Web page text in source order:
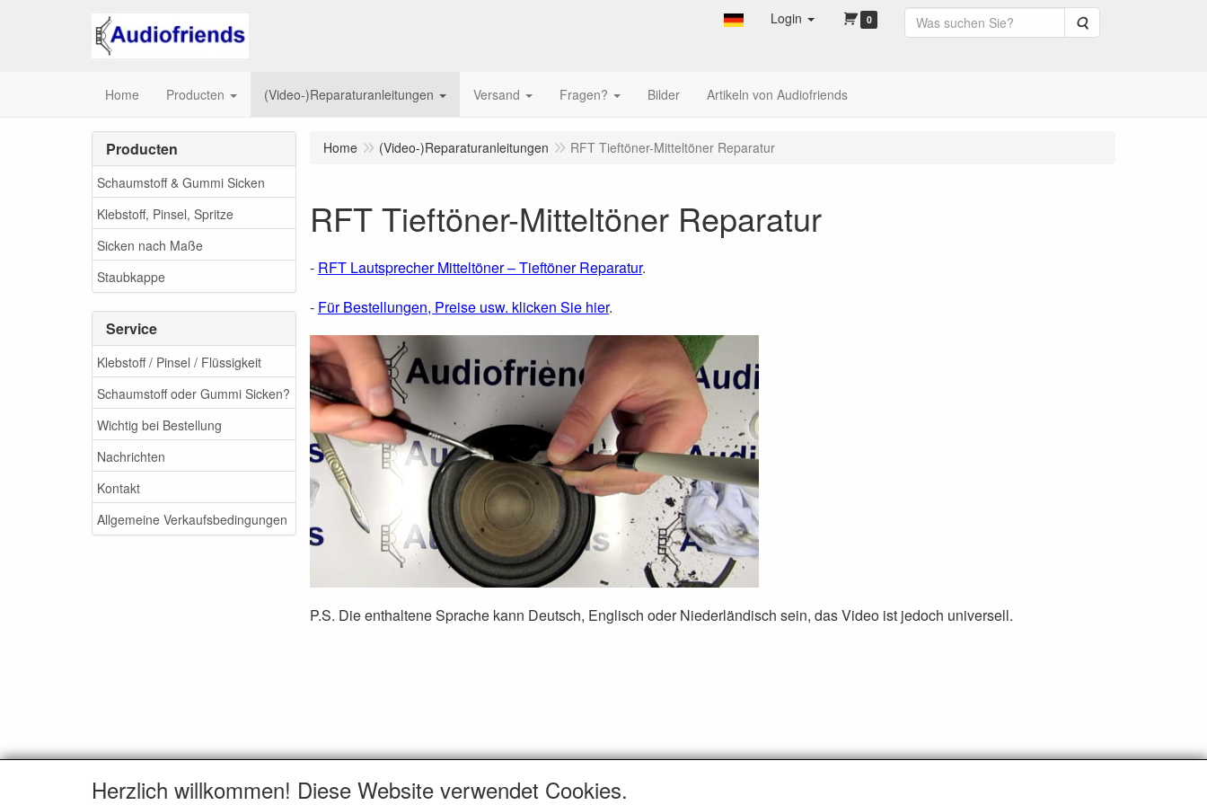
Login 0 Suche
Home Producten (Video-)Reparaturanleitungen Versand Fragen? Bilder Artikeln von Audiofriends
Producten
Schaumstoff & Gummi Sicken
Klebstoff, Pinsel, Spritze
Sicken nach Maße
Staubkappe
Service
Klebstoff / Pinsel / Flüssigkeit
Schaumstoff oder Gummi Sicken?
Wichtig bei Bestellung
Nachrichten
Kontakt
Allgemeine Verkaufsbedingungen
Home (Video-)Reparaturanleitungen RFT Tieftöner-Mitteltöner Reparatur
RFT Tieftöner-Mitteltöner Reparatur
- RFT Lautsprecher Mitteltöner – Tieftöner Reparatur.
- Für Bestellungen, Preise usw. klicken Sie hier.
P.S. Die enthaltene Sprache kann Deutsch, Englisch oder Niederländisch sein, das Video ist jedoch universell.
Herzlich willkommen! Diese Website verwendet Cookies.